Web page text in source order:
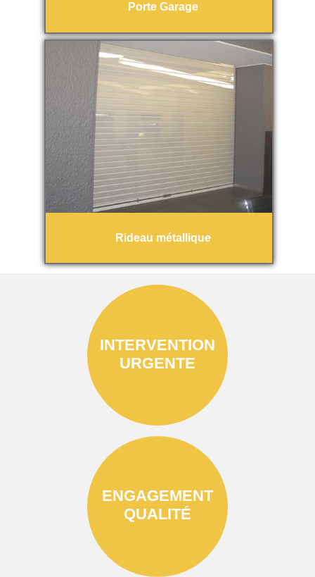
Porte Garage
Rideau métallique
INTERVENTION
URGENTE
ENGAGEMENT
QUALITÉ